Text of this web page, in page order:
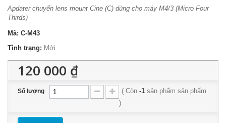
Apdater chuyển lens mount Cine (C) dùng cho máy M4/3 (Micro Four
Thirds)
Mã: C-M43
Tình trạng: Mới
120 000 ₫
Số lượng ( Còn -1 sản phẩm sản phẩm
)